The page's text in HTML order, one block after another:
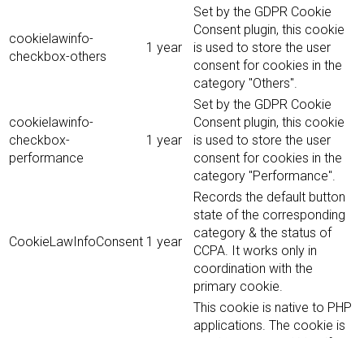
cookielawinfo-
checkbox-others
1 year
Set by the GDPR Cookie
Consent plugin, this cookie
is used to store the user
consent for cookies in the
category "Others".
cookielawinfo-
checkbox-
performance
1 year
Set by the GDPR Cookie
Consent plugin, this cookie
is used to store the user
consent for cookies in the
category "Performance".
CookieLawInfoConsent 1 year
Records the default button
state of the corresponding
category & the status of
CCPA. It works only in
coordination with the
primary cookie.
This cookie is native to PHP
applications. The cookie is